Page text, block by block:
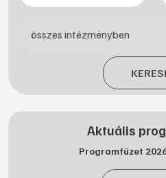
Aktuális
Programfüzet